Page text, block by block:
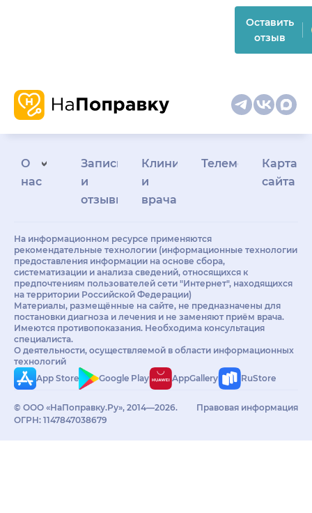
Оставить
отзыв
О
нас
Запись
и
отзывы
Клиникам
и
врачам
Телемедицина
Карта
сайта
На информационном ресурсе применяются
рекомендательные технологии (информационные технологии
предоставления информации на основе сбора,
систематизации и анализа сведений, относящихся к
предпочтениям пользователей сети "Интернет", находящихся
на территории Российской Федерации)
Материалы, размещённые на сайте, не предназначены для
постановки диагноза и лечения и не заменяют приём врача.
Имеются противопоказания. Необходима консультация
специалиста.
О деятельности, осуществляемой в области информационных
технологий
App Store
Google Play AppGallery RuStore
© ООО «НаПоправку.Ру», 2014—2026.
ОГРН: 1147847038679
Правовая информация